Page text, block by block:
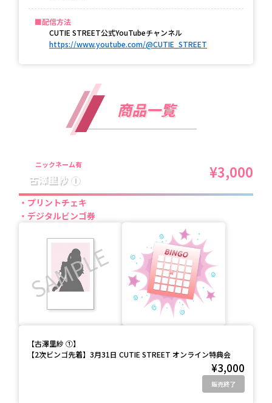
配信方法
CUTIE STREET公式YouTubeチャンネル
https://www.youtube.com/@CUTIE_STREET
商品一覧
ニックネーム有
古澤里紗 ① ¥3,000
プリントチェキ
デジタルビンゴ券
【古澤里紗 ①】
【2次ビンゴ先着】3月31日 CUTIE STREET オンライン特典会
¥3,000
販売終了